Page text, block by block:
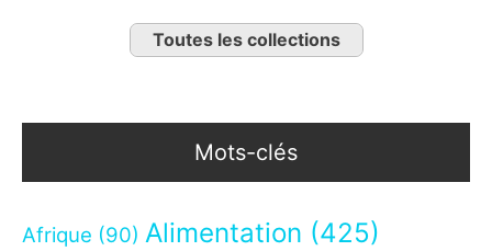
Toutes les collections
Mots-clés
Afrique (90) Alimentation (425)